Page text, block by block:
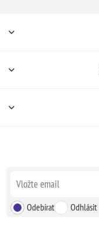
Odebírat Odhlásit